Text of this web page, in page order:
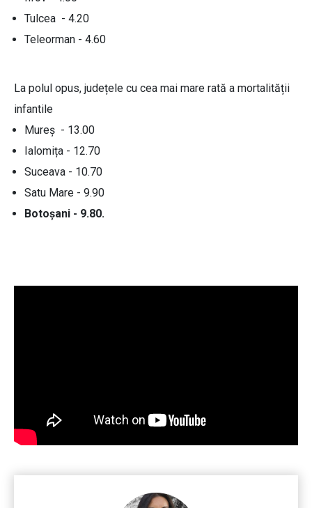
Tulcea - 4.20
Teleorman - 4.60
La polul opus, județele cu cea mai mare rată a mortalității
infantile
Mureș - 13.00
Ialomița - 12.70
Suceava - 10.70
Satu Mare - 9.90
Botoșani - 9.80.